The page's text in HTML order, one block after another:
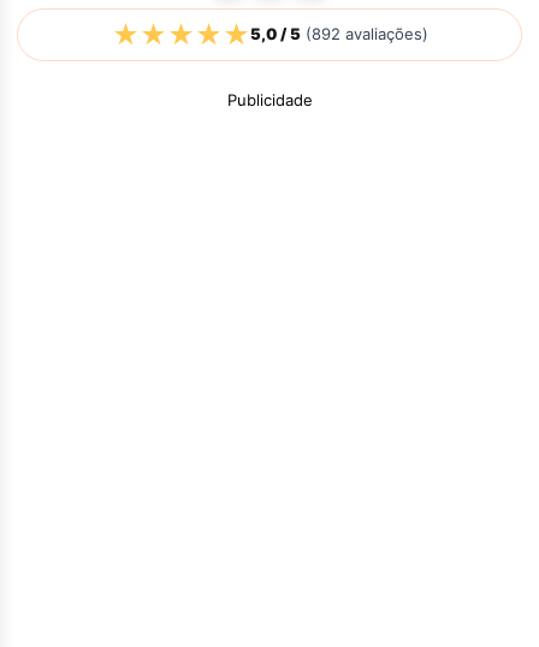
★★★★★5,0/ 5(892 avaliações)
Publicidade